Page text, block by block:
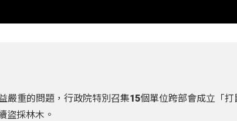
嚴重的問題，行政院特別召集15個單位跨部會成立「
盜採林木。